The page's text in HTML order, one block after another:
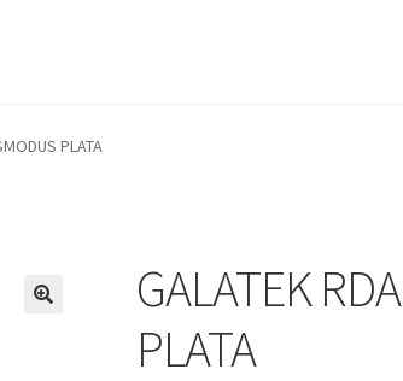
PLATA
GALATEK
PLATA